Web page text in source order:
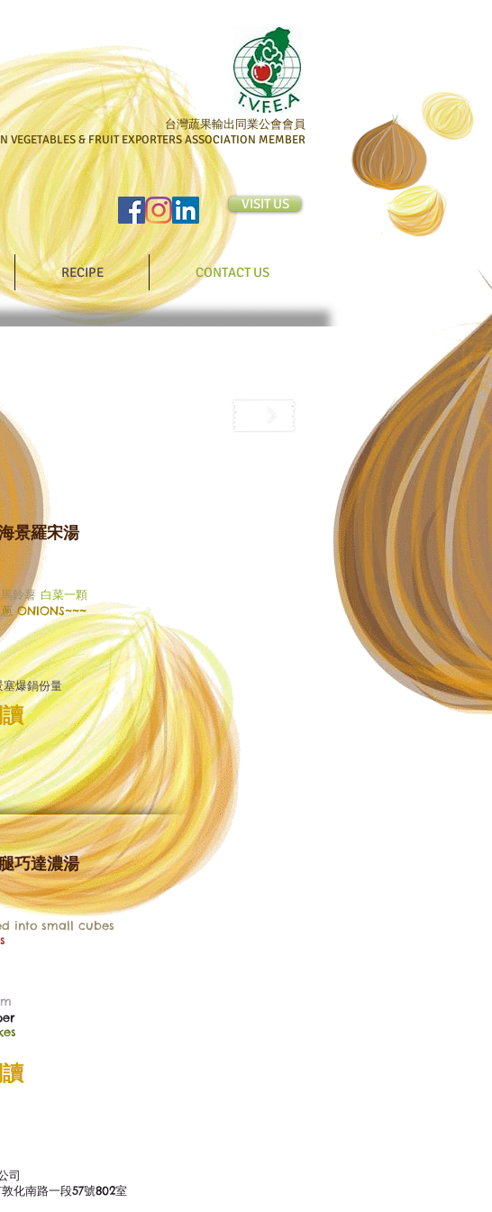
台灣蔬果輸出同業公會會員
VEGETABLES & FRUIT EXPORTERS ASSOCIATION MEMBER
VISIT US
RECIPE CONTACT US
景羅宋湯
馬鈴薯 白菜一顆
ONIONS~~~
塞爆鍋份量
巧達濃湯
into small cubes
司
化南路一段57號802室